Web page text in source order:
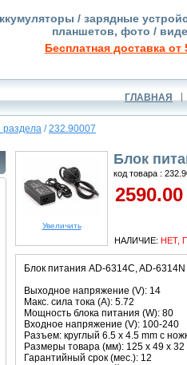
/ зарядные
планшетов, фото /
Бесплатная доставка
ГЛАВНАЯ
раздела /232.90007
Увеличить
Блок
код товара :
НАЛИЧИЕ: НЕТ,
Блок питания AD-6314C, AD-
Выходное напряжение (V): 14
Макс. сила тока (A): 5.72
Мощность блока питания (W): 80
Входное напряжение (V): 100-240
Разъем: круглый 6.5 x 4.5 mm с
Размеры товара (мм): 125 x 49 x 32
Гарантийный срок (мес.): 12